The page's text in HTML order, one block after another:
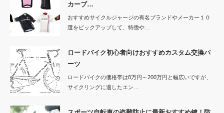
カーブ…
おすすめサイクルジャージの有名ブランドやメーカー１０
選をピックアップして、特徴や…
ロードバイク初心者向けおすすめカスタム交換パ
ーツ
ロードバイクの価格帯は8万円～200万円と幅広いですが、
サイクリングに適したエン…